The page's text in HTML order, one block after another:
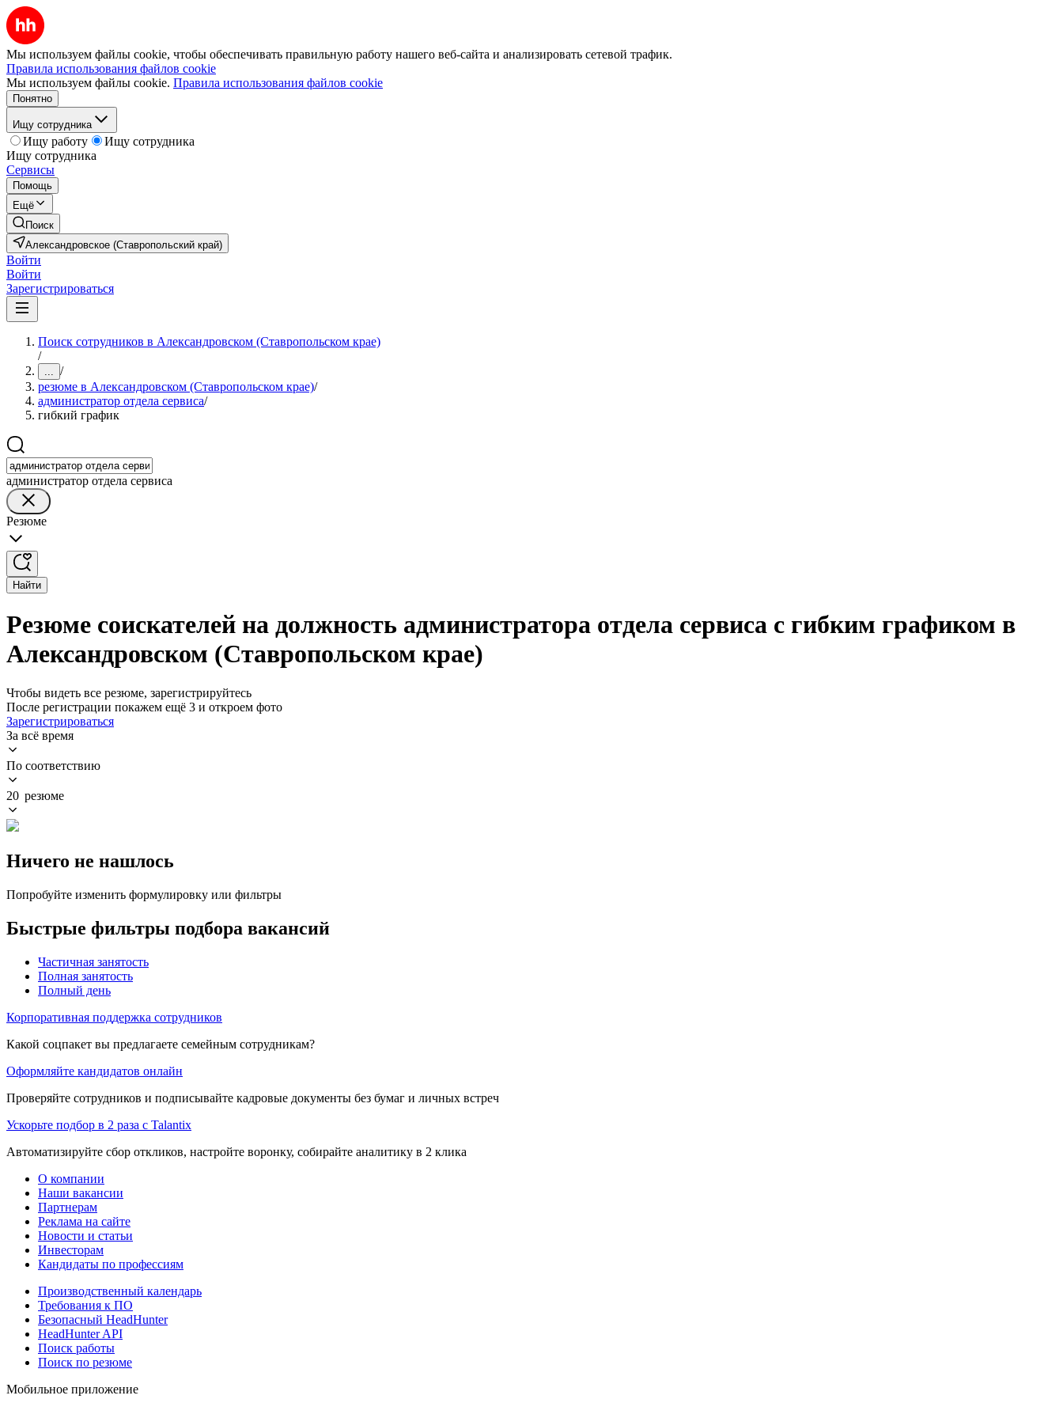
Мы используем файлы cookie, чтобы обеспечивать правильную работу нашего веб-сайта и анализировать сетевой трафик.
Правила использования файлов cookie
Мы используем файлы cookie. Правила использования файлов cookie
Понятно
Ищу сотрудника
Ищу работу
Ищу сотрудника
Ищу сотрудника
Сервисы
Помощь
Ещё
Поиск
Александровское (Ставропольский край)
Войти
Войти
Зарегистрироваться
Поиск сотрудников в Александровском (Ставропольском крае)
/
... /
резюме в Александровском (Ставропольском крае)/
администратор отдела сервиса/
гибкий график
администратор отдела сервиса
Резюме
Найти
Резюме соискателей на должность администратора отдела сервиса с гибким графиком в
Александровском (Ставропольском крае)
Чтобы видеть все резюме, зарегистрируйтесь
После регистрации покажем ещё 3 и откроем фото
Зарегистрироваться
За всё время
По соответствию
20 резюме
Ничего не нашлось
Попробуйте изменить формулировку или фильтры
Быстрые фильтры подбора вакансий
Частичная занятость
Полная занятость
Полный день
Корпоративная поддержка сотрудников
Какой соцпакет вы предлагаете семейным сотрудникам?
Оформляйте кандидатов онлайн
Проверяйте сотрудников и подписывайте кадровые документы без бумаг и личных встреч
Ускорьте подбор в 2 раза с Talantix
Автоматизируйте сбор откликов, настройте воронку, собирайте аналитику в 2 клика
О компании
Наши вакансии
Партнерам
Реклама на сайте
Новости и статьи
Инвесторам
Кандидаты по профессиям
Производственный календарь
Требования к ПО
Безопасный HeadHunter
HeadHunter API
Поиск работы
Поиск по резюме
Мобильное приложение